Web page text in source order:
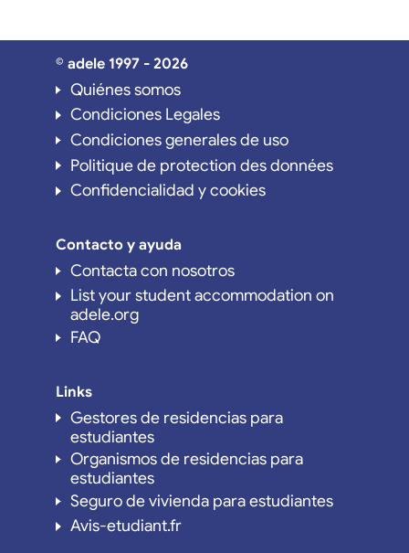
© adele 1997 - 2026
Quiénes somos
Condiciones Legales
Condiciones generales de uso
Politique de protection des données
Confidencialidad y cookies
Contacto y ayuda
Contacta con nosotros
List your student accommodation on
adele.org
FAQ
Links
Gestores de residencias para
estudiantes
Organismos de residencias para
estudiantes
Seguro de vivienda para estudiantes
Avis-etudiant.fr